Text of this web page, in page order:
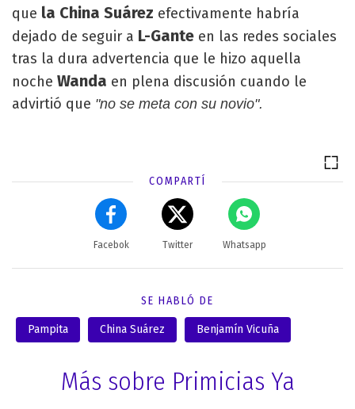
que la China Suárez efectivamente habría
dejado de seguir a L-Gante en las redes sociales
tras la dura advertencia que le hizo aquella
noche Wanda en plena discusión cuando le
advirtió que "no se meta con su novio".
COMPARTÍ
Facebok Twitter Whatsapp
SE HABLÓ DE
Pampita China Suárez Benjamín Vicuña
Más sobre Primicias Ya